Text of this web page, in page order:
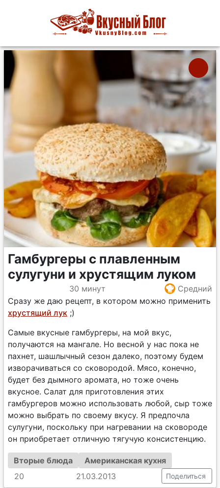
Гамбургеры с плавленным
сулугуни и хрустящим луком
30 минут
Средний
Сразу же даю рецепт, в котором можно применить
хрустящий лук ;)
Самые вкусные гамбургеры, на мой вкус,
получаются на мангале. Но весной у нас пока не
пахнет, шашлычный сезон далеко, поэтому будем
изворачиваться со сковородой. Мясо, конечно,
будет без дымного аромата, но тоже очень
вкусное. Салат для приготовления этих
гамбургеров можно использовать любой, сыр тоже
можно выбрать по своему вкусу. Я предпочла
сулугуни, поскольку при нагревании на сковороде
он приобретает отличную тягучую консистенцию.
Вторые блюда
Американская кухня
20
21.03.2013 Поделиться